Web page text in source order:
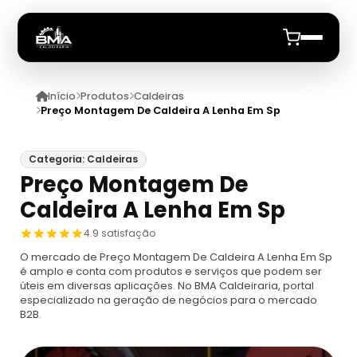
Início
Produtos
Caldeiras
Automação De Caldeiras
Caldeira De Recuperação
Caldeira De Recuperação Celulose
Inspecao Feitas Em Caldeiras
Cotação Inspeção De Caldeiras
Cotar Inspeção De Caldeiras
Montagem De Caldeira
Empresa De Montagem De Caldeiras A Gás
Caldeiras A Vapor
Anuncie
Início Produtos Caldeiras
Preço Montagem De Caldeira A Lenha Em Sp
Categoria: Caldeiras
Preço Montagem De
Caldeira A Lenha Em Sp
4.9 satisfação
O mercado de Preço Montagem De Caldeira A Lenha Em Sp
é amplo e conta com produtos e serviços que podem ser
úteis em diversas aplicações. No BMA Caldeiraria, portal
especializado na geração de negócios para o mercado
B2B.